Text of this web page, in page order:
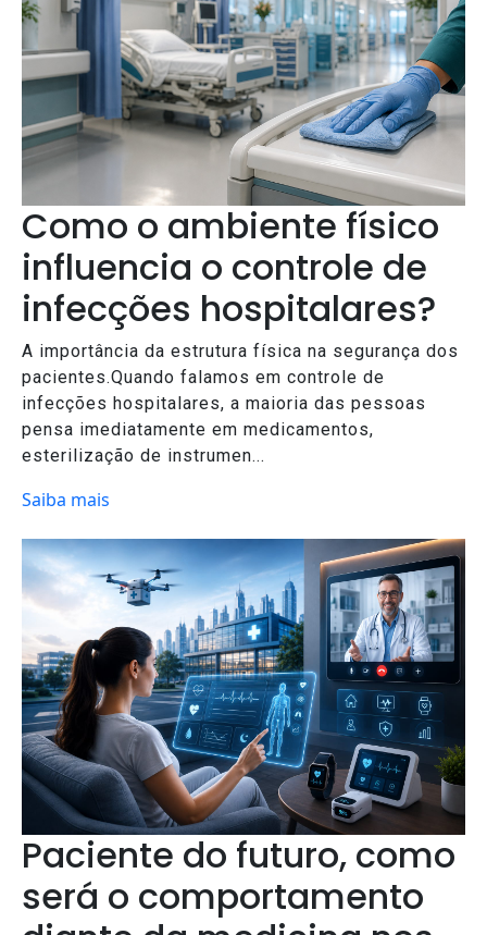
Como o ambiente físico
influencia o controle de
infecções hospitalares?
A importância da estrutura física na segurança dos
pacientes.Quando falamos em controle de
infecções hospitalares, a maioria das pessoas
pensa imediatamente em medicamentos,
esterilização de instrumen...
Saiba mais
Paciente do futuro, como
será o comportamento